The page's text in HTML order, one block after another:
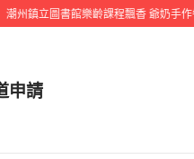
潮州鎮立圖書館樂齡課程飄香 爺奶手作
申請